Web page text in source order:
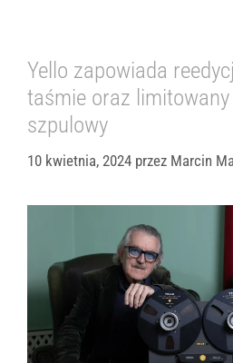
Yello zapowiada
taśmie oraz
szpulowy
10 kwietnia, 2024 przez Marcin